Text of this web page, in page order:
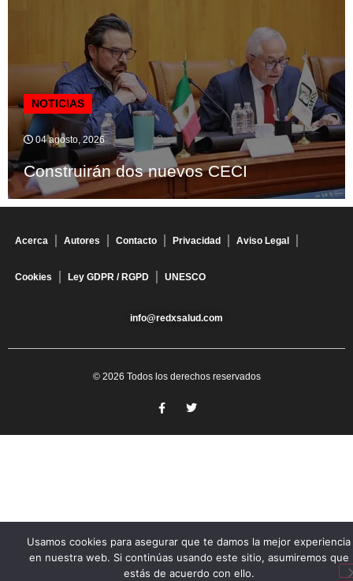
NOTICIAS
04 agosto, 2026
Construirán dos nuevos CECI
Acerca Autores Contacto Privacidad Aviso Legal
Cookies Ley GDPR / RGPD UNESCO
info@redxsalud.com
© 2026 Todos los derechos reservados
Usamos cookies para asegurar que te damos la mejor experiencia
en nuestra web. Si continúas usando este sitio, asumiremos que
estás de acuerdo con ello.